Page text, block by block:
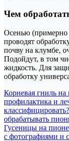
Чем
Осенью (примерно
проводят
почву на клумбе,
Подойдут, в том
жидкость. Для
обработку
Навигация
по
записям
Корневая гниль
профилактика и
обрабатывать
Гусеницы на
с фотографиями и